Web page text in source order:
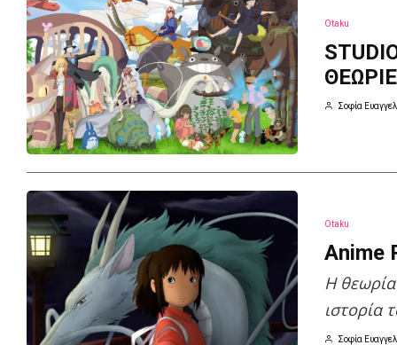
Otaku
Σοφία
Otaku
Anime
H
ιστορία
Σοφία